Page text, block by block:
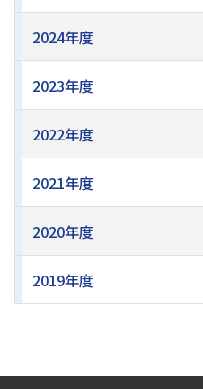
2024年度
2023年度
2022年度
2021年度
2020年度
2019年度